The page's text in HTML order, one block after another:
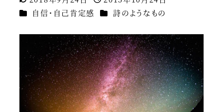
更新日 投稿日
カテゴリー
自信・自己肯定感 カテゴリー
詩のようなもの